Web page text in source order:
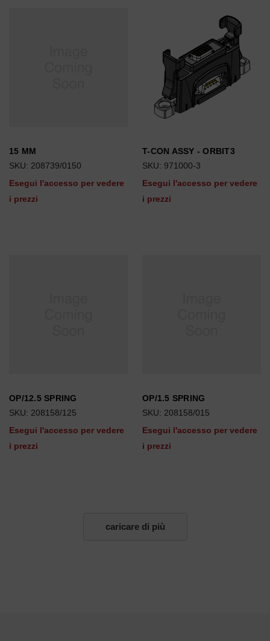
15 MM
SKU: 208739/0150
Esegui l'accesso per vedere
i prezzi
T-CON ASSY - ORBIT3
SKU: 971000-3
Esegui l'accesso per vedere
i prezzi
OP/12.5 SPRING
SKU: 208158/125
Esegui l'accesso per vedere
i prezzi
OP/1.5 SPRING
SKU: 208158/015
Esegui l'accesso per vedere
i prezzi
caricare di più